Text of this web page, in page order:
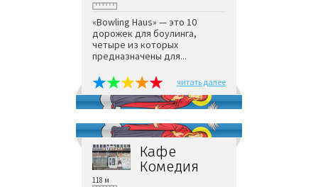
«Bowling Haus» — это 10
дорожек для боулинга,
четыре из которых
предназначены для...
читать далее
Кафе
Комедия
118 м